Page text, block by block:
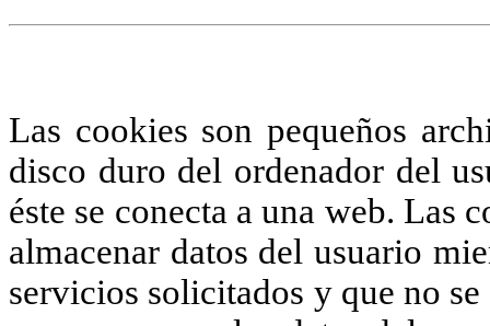
Las cookies son pequeños
disco duro del ordenador del
éste se conecta a una web. Las
almacenar datos del usuario
servicios solicitados y que no